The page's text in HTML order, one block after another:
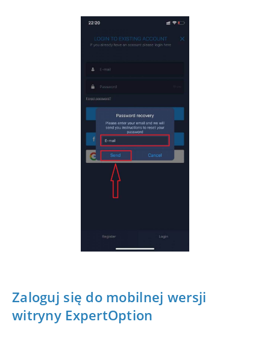
Zaloguj się do mobilnej wersji
witryny ExpertOption